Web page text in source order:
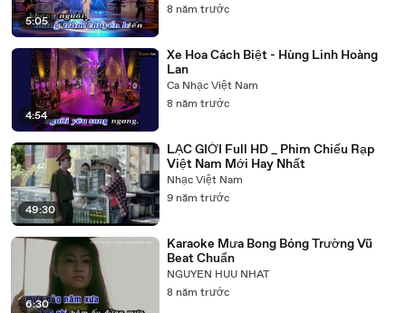
5:05
8 năm trước
4:54
Xe Hoa Cách Biệt - Hùng Linh Hoàng
Lan
Ca Nhạc Việt Nam
8 năm trước
49:30
LẠC GIỚI Full HD _ Phim Chiếu Rạp
Việt Nam Mới Hay Nhất
Nhạc Việt Nam
9 năm trước
6:30
Karaoke Mưa Bong Bóng Trường Vũ
Beat Chuẩn
NGUYEN HUU NHAT
8 năm trước